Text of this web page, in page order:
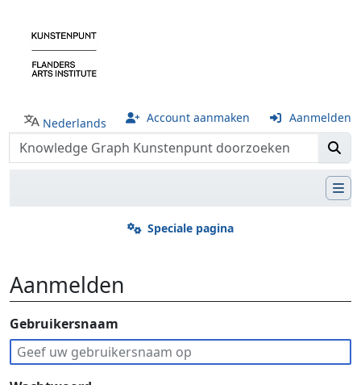
Nederlands Account aanmaken Aanmelden
Speciale pagina
Aanmelden
Ga naar:navigatie,
Gebruikersnaam